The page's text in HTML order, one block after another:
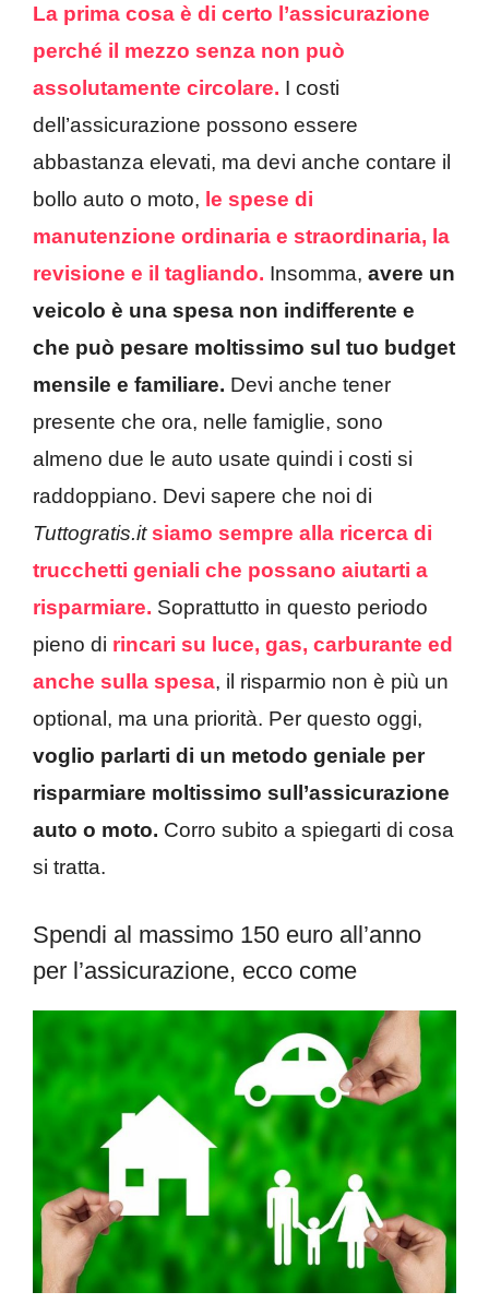
La prima cosa è di certo l’assicurazione
perché il mezzo senza non può
assolutamente circolare. I costi
dell’assicurazione possono essere
abbastanza elevati, ma devi anche contare il
bollo auto o moto, le spese di
manutenzione ordinaria e straordinaria, la
revisione e il tagliando. Insomma, avere un
veicolo è una spesa non indifferente e
che può pesare moltissimo sul tuo budget
mensile e familiare. Devi anche tener
presente che ora, nelle famiglie, sono
almeno due le auto usate quindi i costi si
raddoppiano. Devi sapere che noi di
Tuttogratis.it siamo sempre alla ricerca di
trucchetti geniali che possano aiutarti a
risparmiare. Soprattutto in questo periodo
pieno di rincari su luce, gas, carburante ed
anche sulla spesa, il risparmio non è più un
optional, ma una priorità. Per questo oggi,
voglio parlarti di un metodo geniale per
risparmiare moltissimo sull’assicurazione
auto o moto. Corro subito a spiegarti di cosa
si tratta.
Spendi al massimo 150 euro all’anno
per l’assicurazione, ecco come